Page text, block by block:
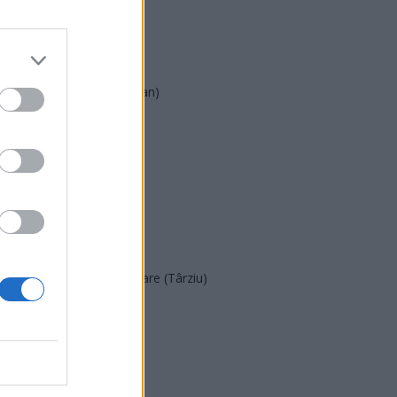
PMP (Tomac)
Forța Dreptei (L. Orban)
SENS
POT (Gavrilă)
Acțiunea Conservatoare (Târziu)
PDF (Lazarus)
PNCR (Terheș)